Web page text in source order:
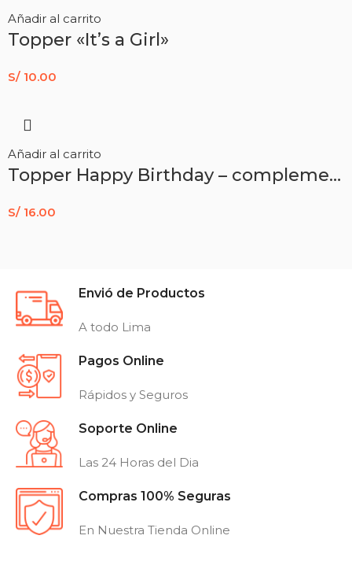
Añadir al carrito
Topper «It’s a Girl»
S/ 10.00
Añadir al carrito
Topper Happy Birthday – complementos
S/ 16.00
Envió de Productos
A todo Lima
Pagos Online
Rápidos y Seguros
Soporte Online
Las 24 Horas del Dia
Compras 100% Seguras
En Nuestra Tienda Online